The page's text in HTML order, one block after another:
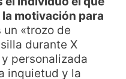
motivación para
un «trozo de
durante X
personalizada
inquietud y la